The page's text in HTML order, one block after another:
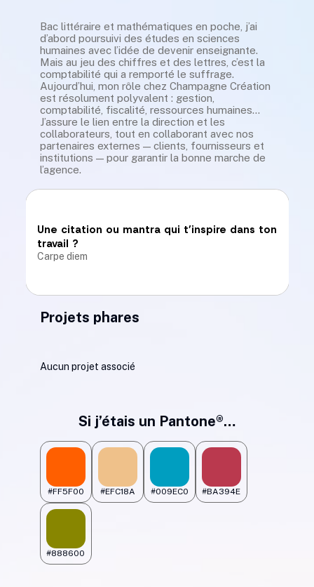
Bac littéraire et mathématiques en poche, j’ai
d’abord poursuivi des études en sciences
humaines avec l’idée de devenir enseignante.
Mais au jeu des chiffres et des lettres, c’est la
comptabilité qui a remporté le suffrage.
Aujourd’hui, mon rôle chez Champagne Création
est résolument polyvalent : gestion,
comptabilité, fiscalité, ressources humaines…
J’assure le lien entre la direction et les
collaborateurs, tout en collaborant avec nos
partenaires externes — clients, fournisseurs et
institutions — pour garantir la bonne marche de
l’agence.
Tes outils favoris
L'environnement Cogilog sans hésitation a
révolutionné mon environnement de travail, en reliant
les fonctions commerciales, sociales et comptables.
Mise en commun d'informations et de bases de
données, exploitables par les chargés de projets et
gain de temps dans le traitement.
Une citation ou mantra qui t’inspire dans ton
travail ?
Carpe diem
Ton animal, plante ou objet qui te
représente le mieux ?
Projets phares
Aucun projet associé
Si j’étais un Pantone®…
#FF5F00 #EFC18A #009EC0 #BA394E
#888600